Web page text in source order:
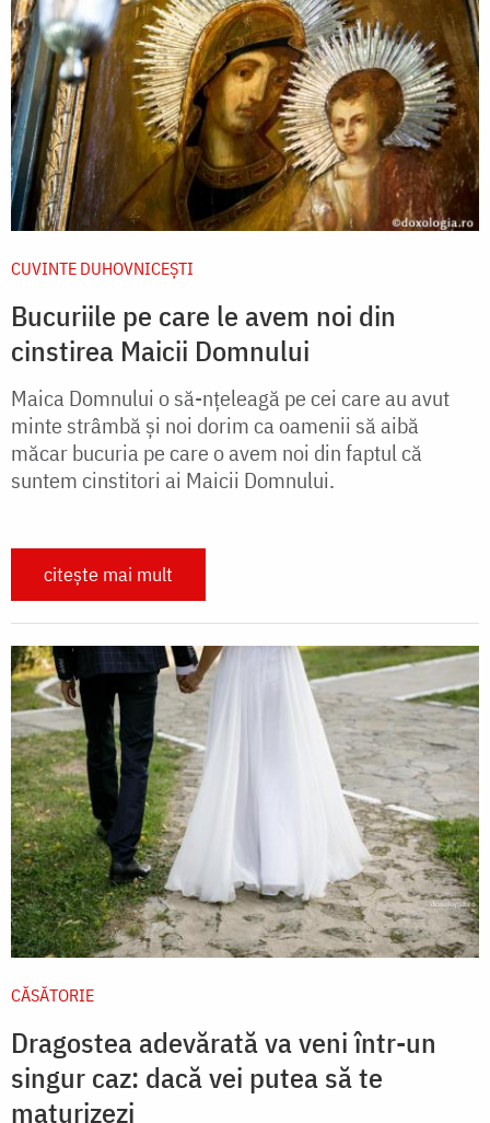
CUVINTE DUHOVNICEȘTI
Bucuriile pe care le avem noi din
cinstirea Maicii Domnului
Maica Domnului o să-nțeleagă pe cei care au avut
minte strâmbă și noi dorim ca oamenii să aibă
măcar bucuria pe care o avem noi din faptul că
suntem cinstitori ai Maicii Domnului.
citește mai mult
CĂSĂTORIE
Dragostea adevărată va veni într-un
singur caz: dacă vei putea să te
maturizezi